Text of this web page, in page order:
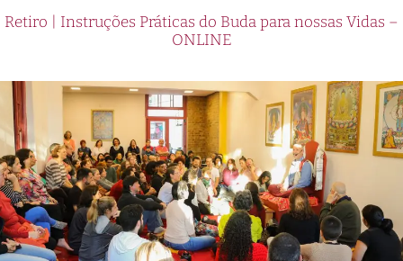
Retiro | Instruções Práticas do Buda para nossas Vidas –
ONLINE